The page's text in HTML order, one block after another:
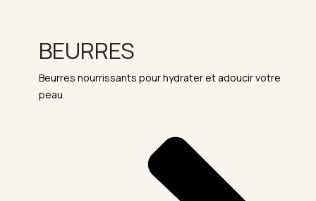
BEURRES
Beurres nourrissants pour hydrater et adoucir votre
peau.